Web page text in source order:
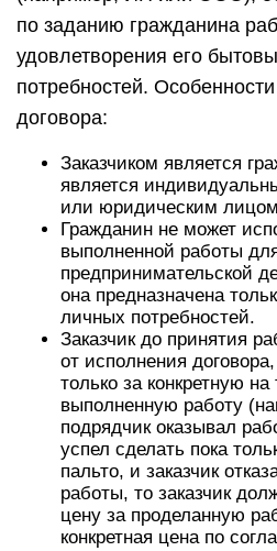
по заданию гражданина
удовлетворения его
потребностей.
договора:
Заказчиком является
является
или юридическим
Гражданин не может
выполненной работы
предпринимательской
она предназначена
личных потребностей.
Заказчик до принятия
от исполнения
только за конкретную
выполненную работу
подрядчик оказывал
успел сделать пока
пальто, и заказчик
работы, то заказчик
цену за проделанную
конкретная цена по